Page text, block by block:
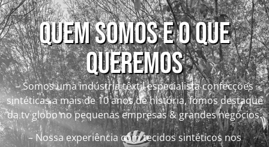
QUEM SOMOS E O QUE
QUEREMOS
– Somos uma indústria têxtil especialista confecções
sintéticas a mais de 10 anos de história, fomos destaque
da tv globo no pequenas empresas & grandes negócios.
– Nossa experiência com tecidos sintéticos nos